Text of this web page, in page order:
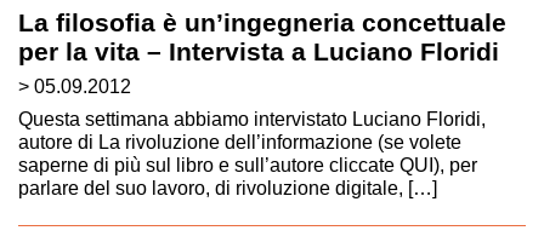
La filosofia è un’ingegneria concettuale
per la vita – Intervista a Luciano Floridi
> 05.09.2012
Questa settimana abbiamo intervistato Luciano Floridi,
autore di La rivoluzione dell’informazione (se volete
saperne di più sul libro e sull’autore cliccate QUI), per
parlare del suo lavoro, di rivoluzione digitale, […]